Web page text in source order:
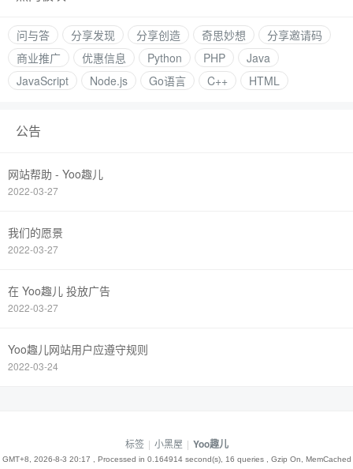
问与答 分享发现 分享创造 奇思妙想
分享邀请码
商业推广
优惠信息 Python PHP
Java
JavaScript
Node.js Go语言 C++ HTML
公告
网站帮助 - Yoo趣儿
2022-03-27
我们的愿景
2022-03-27
在 Yoo趣儿 投放广告
2022-03-27
Yoo趣儿网站用户应遵守规则
2022-03-24
标签 | 小黑屋 | Yoo趣儿
GMT+8, 2026-8-3 20:17 , Processed in 0.164914 second(s), 16 queries , Gzip On, MemCached